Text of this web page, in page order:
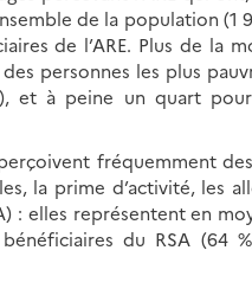
de la population (1
de l’ARE. Plus de la
des personnes les plus
et à peine un quart
fréquemment
la prime d’activité, les
: elles représentent en
du RSA (64